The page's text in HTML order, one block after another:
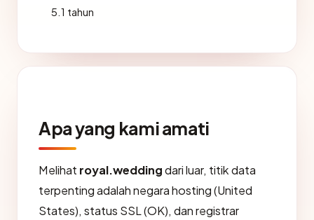
5.1 tahun
Apa yang kami amati
Melihat royal.weddingdari luar, titik data
terpenting adalah negara hosting (United
States), status SSL (OK), dan registrar